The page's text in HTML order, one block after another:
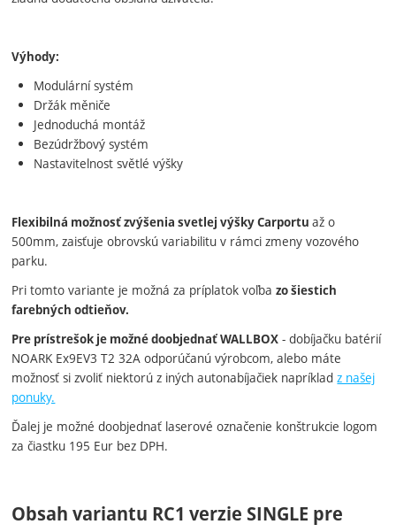
Výhody:
Modulární systém
Držák měniče
Jednoduchá montáž
Bezúdržbový systém
Nastavitelnost světlé výšky
Flexibilná možnosť zvýšenia svetlej výšky Carportuaž o
500mm, zaisťuje obrovskú variabilitu v rámci zmeny vozového
parku.
Pri tomto variante je možná za príplatok voľbazo šiestich
farebných odtieňov.
Pre prístrešok je možné doobjednať WALLBOX - dobíjačku batérií
NOARK Ex9EV3 T2 32A odporúčanú výrobcom, alebo máte
možnosť si zvoliť niektorú z iných autonabíjačiek napríkladz našej
ponuky.
Ďalej je možné doobjednať laserové označenie konštrukcie logom
za čiastku 195 Eur bez DPH.
Obsah variantu RC1 verzie SINGLE pre